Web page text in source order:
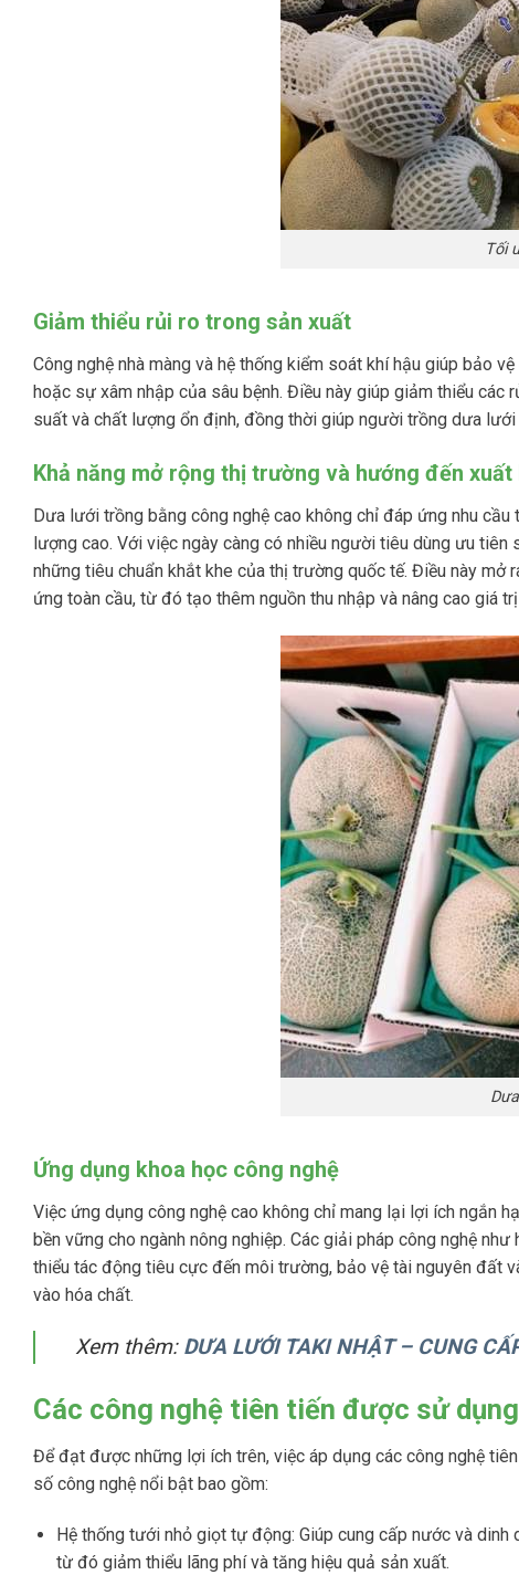
Tối
Giảm thiểu rủi ro trong sản xuất
Công nghệ nhà màng và hệ thống kiểm soát khí hậu giúp bảo
hoặc sự xâm nhập của sâu bệnh. Điều này giúp giảm thiểu
suất và chất lượng ổn định, đồng thời giúp người trồng dưa
Khả năng mở rộng thị trường và hướng đến xuất
Dưa lưới trồng bằng công nghệ cao không chỉ đáp ứng nhu
lượng cao. Với việc ngày càng có nhiều người tiêu dùng ưu
những tiêu chuẩn khắt khe của thị trường quốc tế. Điều này mở
ứng toàn cầu, từ đó tạo thêm nguồn thu nhập và nâng cao giá
Ứng dụng khoa học công nghệ
Việc ứng dụng công nghệ cao không chỉ mang lại lợi ích ngắn
bền vững cho ngành nông nghiệp. Các giải pháp công nghệ
thiểu tác động tiêu cực đến môi trường, bảo vệ tài nguyên đất
vào hóa chất.
Xem thêm: DƯA LƯỚI TAKI NHẬT – CUNG
Các công nghệ tiên tiến được sử
Để đạt được những lợi ích trên, việc áp dụng các công nghệ
số công nghệ nổi bật bao gồm:
Hệ thống tưới nhỏ giọt tự động: Giúp cung cấp nước và
từ đó giảm thiểu lãng phí và tăng hiệu quả sản xuất.